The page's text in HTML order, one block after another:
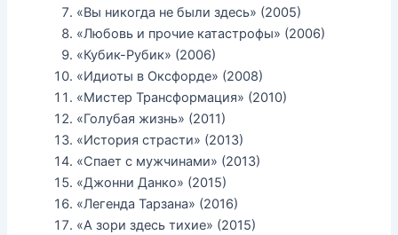
«Вы никогда не были здесь» (2005)
«Любовь и прочие катастрофы» (2006)
«Кубик-Рубик» (2006)
«Идиоты в Оксфорде» (2008)
«Мистер Трансформация» (2010)
«Голубая жизнь» (2011)
«История страсти» (2013)
«Спает с мужчинами» (2013)
«Джонни Данко» (2015)
«Легенда Тарзана» (2016)
«А зори здесь тихие» (2015)